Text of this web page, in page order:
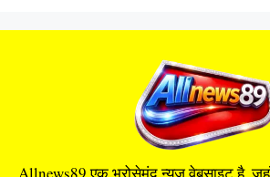
Allnews89 एक भरोसेमंद न्यूज़ वेबसाइट है,